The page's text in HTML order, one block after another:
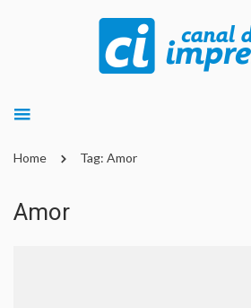
Home Tag: Amor
Amor